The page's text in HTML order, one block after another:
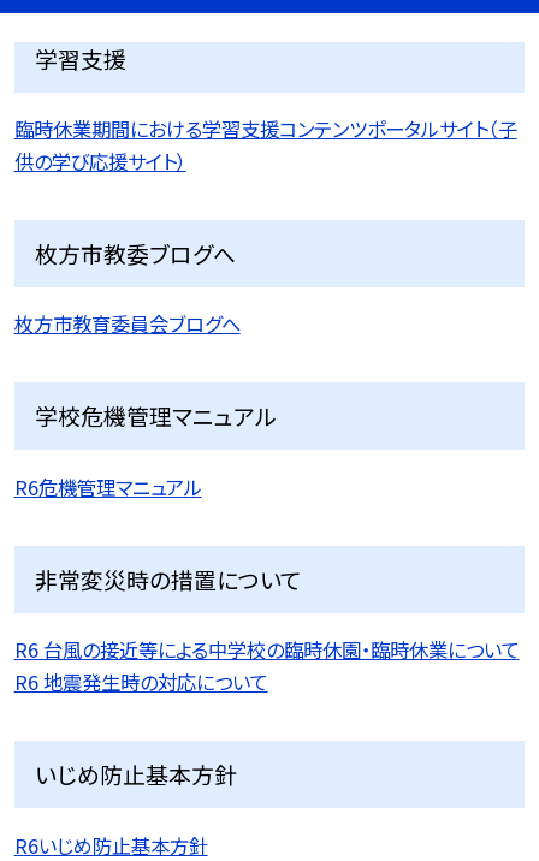
学習支援
臨時休業期間における学習支援コンテンツポータルサイト（子
供の学び応援サイト）
枚方市教委ブログへ
枚方市教育委員会ブログへ
学校危機管理マニュアル
R6危機管理マニュアル
非常変災時の措置について
R6 台風の接近等による中学校の臨時休園・臨時休業について
R6 地震発生時の対応について
いじめ防止基本方針
R6いじめ防止基本方針